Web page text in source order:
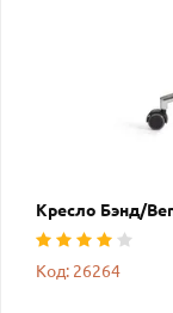
Кресло Бэнд/
Код: 26264